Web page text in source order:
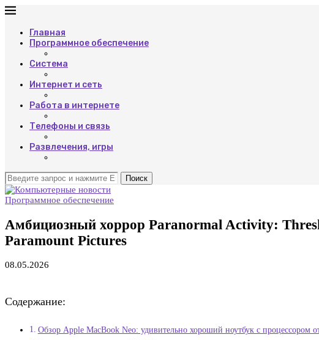
Главная
Программное обеспечение
Система
Интернет и сеть
Работа в интернете
Телефоны и связь
Развлечения, игры
Поиск
Программное обеспечение
Амбициозный хоррор Paranormal Activity:
Paramount Pictures
08.05.2026
Содержание:
Обзор Apple MacBook Neo: удивительно хороший ноутбук с процессором